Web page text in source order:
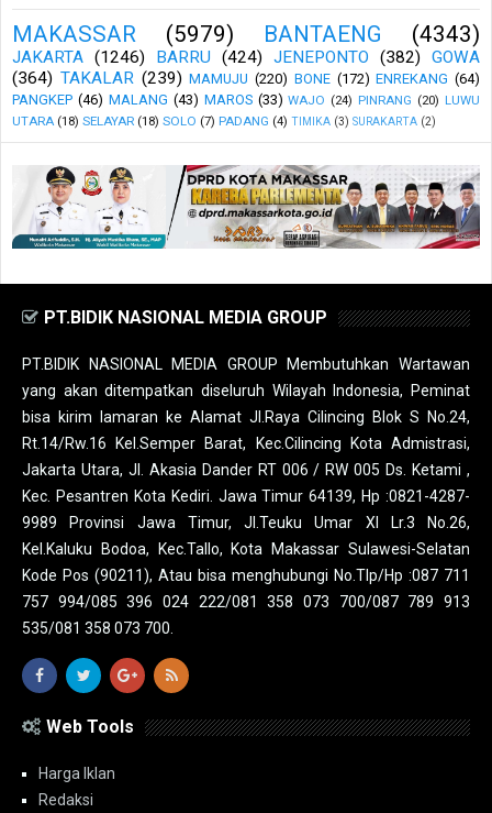
MAKASSAR (5979) BANTAENG (4343)
JAKARTA (1246) BARRU (424) JENEPONTO (382)
GOWA
(364) TAKALAR (239) MAMUJU (220) BONE (172) ENREKANG (64)
PANGKEP (46) MALANG (43) MAROS (33) WAJO (24) PINRANG (20) LUWU
UTARA (18) SELAYAR (18) SOLO (7) PADANG (4) TIMIKA (3) SURAKARTA (2)
PT.BIDIK NASIONAL MEDIA GROUP
PT.BIDIK NASIONAL MEDIA GROUP Membutuhkan Wartawan
yang akan ditempatkan diseluruh Wilayah Indonesia, Peminat
bisa kirim lamaran ke Alamat Jl.Raya Cilincing Blok S No.24,
Rt.14/Rw.16 Kel.Semper Barat, Kec.Cilincing Kota Admistrasi,
Jakarta Utara, Jl. Akasia Dander RT 006 / RW 005 Ds. Ketami ,
Kec. Pesantren Kota Kediri. Jawa Timur 64139, Hp :0821-4287-
9989 Provinsi Jawa Timur, Jl.Teuku Umar XI Lr.3 No.26,
Kel.Kaluku Bodoa, Kec.Tallo, Kota Makassar Sulawesi-Selatan
Kode Pos (90211), Atau bisa menghubungi No.Tlp/Hp :087 711
757 994/085 396 024 222/081 358 073 700/087 789 913
535/081 358 073 700.
Web Tools
Harga Iklan
Redaksi